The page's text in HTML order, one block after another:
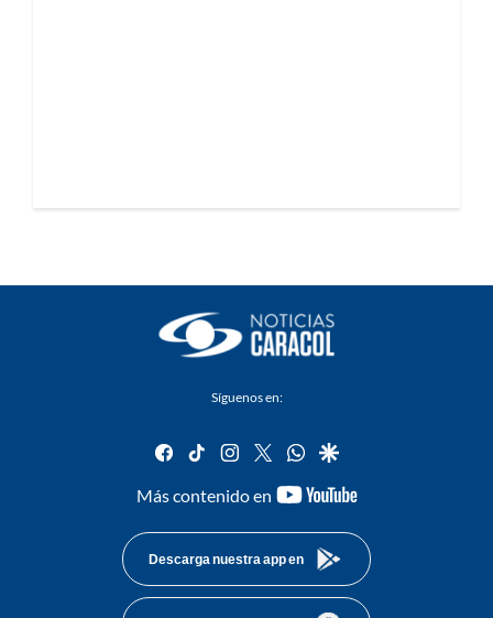
Síguenos en:
facebook
tiktok instagram
twitterwhatsapp
google
Más contenido en
youtube-
Descarga nuestra app en